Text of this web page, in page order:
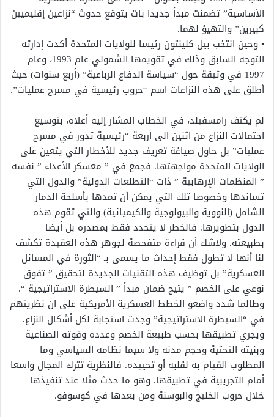
الأساسية” تضمنت مبدأ جديدا بات يتوقع حدوث “نزاعين إقليميين
كبيرين” والتهيؤ لهما.
• وحين انتخب بيل كلينتون رئيسا للولايات المتحدة أكدت إدارته
التوجه السابق وذلك في تقويمها الشمولي عام 1993، وعام
1997 في وثيقة حول “سياسة الدفاع الرباعية” (أربع سنوات) حيث
أطلق على هذه النزاعات اسم “حروب رئيسية في مسرح عمليات”.
لم يكتف رامسفيلد، في الخطاب المشار إليه أعلاه، بتوسيع
احتمالات النزاع من اثنين الى أربعة “رئيسية تدور في مسرح
عمليات” بل حاول صياغة تعريف جديد للأخطار التي يتعين على
الولايات المتحدة مواجهتها. فجمع في ” معسكر الأعداء ” نفسه
” المنظمات الإرهابية ” ذات “التطلعات الدولية” والدول التي
تساندها وخصوصا تلك التي يمكن أن تمدها بأسلحة الدمار
الشامل (النووية والبيولوجية والكيميائية) والتي تقوم هذه
الدول بتطويرها. فالخطر لا يتحدد فقط بمصدره بل أيضا
بطبيعته. ولاشك أن قراءة متفحصة لجوهر هذه العقيدة تكشف
لنا أنها لا تطول فقط إحداث ما يسمى بـ “الثورة في المسائل
العسكرية” بل توظيف هذه التقنيات الجديدة لتحقيق ” تفوق
نوعي على الخصم ” يتيح ضمان مبدأ ” السيطرة الاستراتيجية “.
وطالما شدد واضعو الخطط العسكرية الأمريكية على ان نظريتهم
في “السيطرة الاستراتيجية” وجدت استجابة لكل أشكال النزاع.
ويجري تطبيقها بحسب طبيعة الخصم وعدده وقوته الصناعية
وبنيته التحتية وحجم مدنه ولا سيما نظامه السياسي وما
المطلوب القيام به لقلبه أو تحييده. فالنظرية تترك المجال واسعا
أمام التجريبية في تطبيقها. وهو ما حدث مثلا عند تنفيذها
خلال حروب الخليج والبوسنة ومن بعدها في كوسوفو.